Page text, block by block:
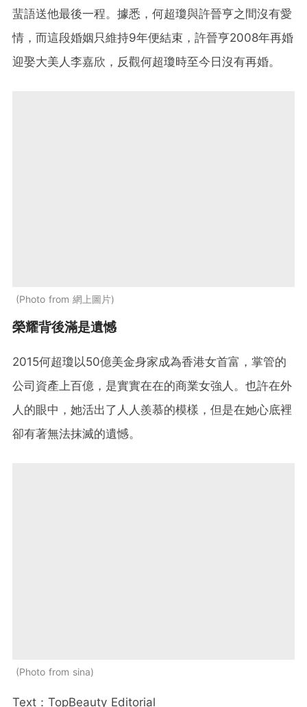
蜚語送他最後一程。據悉，何超瓊與許晉亨之間沒有愛
情，而這段婚姻只維持9年便結束，許晉亨2008年再婚
迎娶大美人李嘉欣，反觀何超瓊時至今日沒有再婚。
Photo from 網上圖片
榮耀背後滿是遺憾
2015何超瓊以50億美金身家成為香港女首富，掌管的
公司資產上百億，是實實在在的商業女強人。也許在外
人的眼中，她活出了人人羨慕的模樣，但是在她心底裡
卻有著無法抹滅的遺憾。
Photo from sina
Text：TopBeauty Editorial